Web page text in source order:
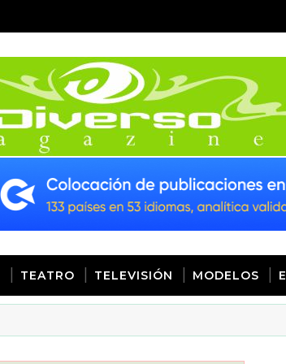
TEATRO TELEVISIÓN MODELOS